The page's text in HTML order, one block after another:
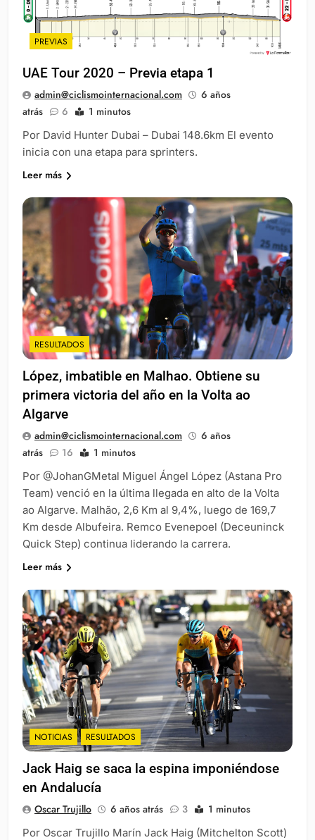
PREVIAS
UAE Tour 2020 – Previa etapa 1
admin@ciclismointernacional.com
6 años
atrás
6 1 minutos
Por David Hunter Dubai – Dubai 148.6km El evento
inicia con una etapa para sprinters.
Leer más
RESULTADOS
López, imbatible en Malhao. Obtiene su
primera victoria del año en la Volta ao
Algarve
admin@ciclismointernacional.com
6 años
atrás
16 1 minutos
Por @JohanGMetal Miguel Ángel López (Astana Pro
Team) venció en la última llegada en alto de la Volta
ao Algarve. Malhão, 2,6 Km al 9,4%, luego de 169,7
Km desde Albufeira. Remco Evenepoel (Deceuninck
Quick Step) continua liderando la carrera.
Leer más
NOTICIAS RESULTADOS
Jack Haig se saca la espina imponiéndose
en Andalucía
Oscar Trujillo 6 años atrás 3 1 minutos
Por Oscar Trujillo Marín Jack Haig (Mitchelton Scott)